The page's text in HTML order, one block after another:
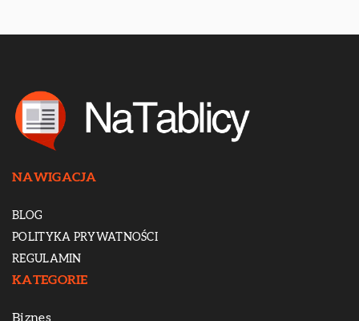
NAWIGACJA
BLOG
POLITYKA PRYWATNOŚCI
REGULAMIN
KATEGORIE
Biznes